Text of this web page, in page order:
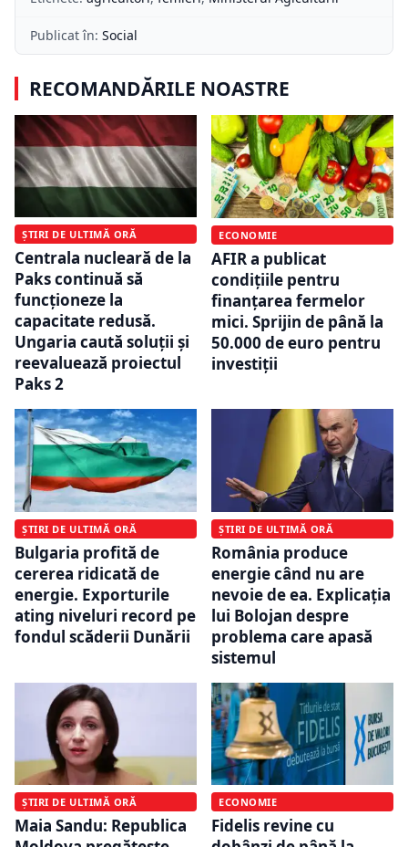
Publicat în: Social
RECOMANDĂRILE NOASTRE
ȘTIRI DE ULTIMĂ ORĂ
Centrala nucleară de la
Paks continuă să
funcționeze la
capacitate redusă.
Ungaria caută soluții și
reevaluează proiectul
Paks 2
ECONOMIE
AFIR a publicat
condițiile pentru
finanțarea fermelor
mici. Sprijin de până la
50.000 de euro pentru
investiții
ȘTIRI DE ULTIMĂ ORĂ
Bulgaria profită de
cererea ridicată de
energie. Exporturile
ating niveluri record pe
fondul scăderii Dunării
ȘTIRI DE ULTIMĂ ORĂ
România produce
energie când nu are
nevoie de ea. Explicația
lui Bolojan despre
problema care apasă
sistemul
ȘTIRI DE ULTIMĂ ORĂ
Maia Sandu: Republica
ECONOMIE
Fidelis revine cu